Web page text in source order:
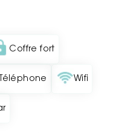
Coffre fort
Téléphone Wifi